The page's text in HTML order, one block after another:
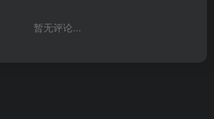
暂无评论...